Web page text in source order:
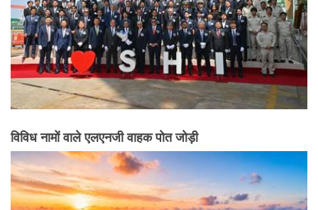
विविध नामों वाले एलएनजी वाहक पोत जोड़ी